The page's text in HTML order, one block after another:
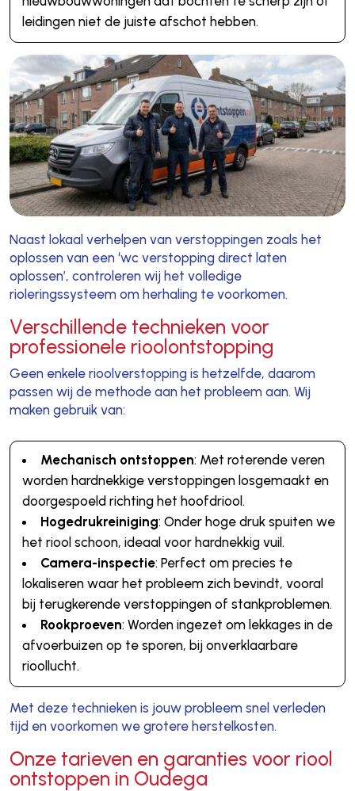
leidingen niet de juiste afschot hebben.
Naast lokaal verhelpen van verstoppingen zoals het
oplossen van een ‘wc verstopping direct laten
oplossen’, controleren wij het volledige
rioleringssysteem om herhaling te voorkomen.
Verschillende technieken voor
professionele rioolontstopping
Geen enkele rioolverstopping is hetzelfde, daarom
passen wij de methode aan het probleem aan. Wij
maken gebruik van:
Mechanisch ontstoppen: Met roterende veren
worden hardnekkige verstoppingen losgemaakt en
doorgespoeld richting het hoofdriool.
Hogedrukreiniging: Onder hoge druk spuiten we
het riool schoon, ideaal voor hardnekkig vuil.
Camera-inspectie: Perfect om precies te
lokaliseren waar het probleem zich bevindt, vooral
bij terugkerende verstoppingen of stankproblemen.
Rookproeven: Worden ingezet om lekkages in de
afvoerbuizen op te sporen, bij onverklaarbare
rioollucht.
Met deze technieken is jouw probleem snel verleden
tijd en voorkomen we grotere herstelkosten.
Onze tarieven en garanties voor riool
ontstoppen in Oudega